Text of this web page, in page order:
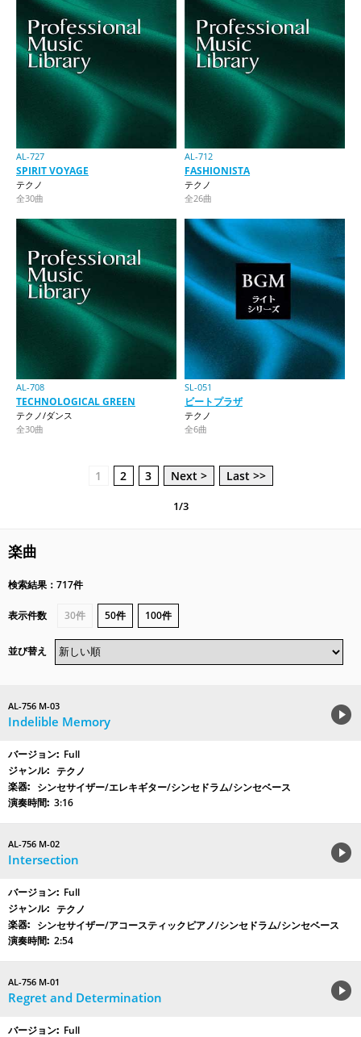
AL-727
SPIRIT VOYAGE
テクノ
全30曲
AL-712
FASHIONISTA
テクノ
全26曲
AL-708
TECHNOLOGICAL GREEN
テクノ/ダンス
全30曲
SL-051
ビートプラザ
テクノ
全6曲
1 2 3 Next > Last >>
1/3
楽曲
検索結果：717件
表示件数 30件 50件 100件
並び替え
AL-756 M-03
Indelible Memory
Full
テクノ
シンセサイザー/エレキギター/シンセドラム/シンセベース
3:16
AL-756 M-02
Intersection
Full
テクノ
シンセサイザー/アコースティックピアノ/シンセドラム/シンセベース
2:54
AL-756 M-01
Regret and Determination
Full